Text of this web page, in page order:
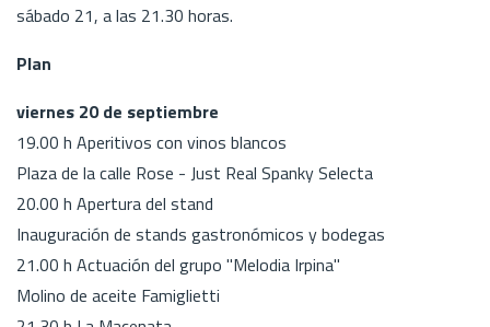
sábado 21, a las 21.30 horas.
Plan
viernes 20 de septiembre
19.00 h Aperitivos con vinos blancos
Plaza de la calle Rose - Just Real Spanky Selecta
20.00 h Apertura del stand
Inauguración de stands gastronómicos y bodegas
21.00 h Actuación del grupo "Melodia Irpina"
Molino de aceite Famiglietti